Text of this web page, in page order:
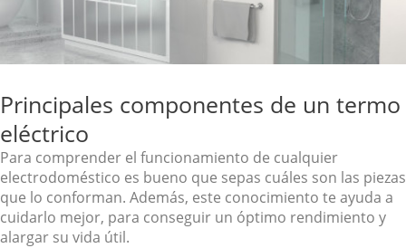
Principales componentes de un termo
eléctrico
Para comprender el funcionamiento de cualquier
electrodoméstico es bueno que sepas cuáles son las piezas
que lo conforman. Además, este conocimiento te ayuda a
cuidarlo mejor, para conseguir un óptimo rendimiento y
alargar su vida útil.